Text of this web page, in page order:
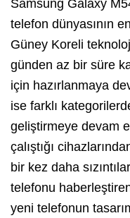
Samsung Galaxy M54
telefon dünyasının
Güney Koreli
günden az bir süre
için hazırlanmaya
ise farklı
geliştirmeye devam
çalıştığı
bir kez daha
telefonu
yeni telefonun